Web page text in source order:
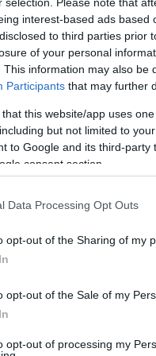
selection. Please note that
interest-based ads
to third parties prior
of your personal
This information may also be
Participants that may further
that this website/app uses
but not limited to
to Google and its third-
consent section.
Data Processing Opt Outs
opt-out of the Sharing of my
opt-out of the Sale of my
opt-out of processing my
a "Bartók +"-
híresztelői": rendre
máig egyetlen e-mail art
ben
művein túl Bellini,
kedden este tíz órára
nemű,
valamely
randevújáról, amennyit
László, Balogh
Nagy Gábor,
Zsolt,
Lakner és Kováts